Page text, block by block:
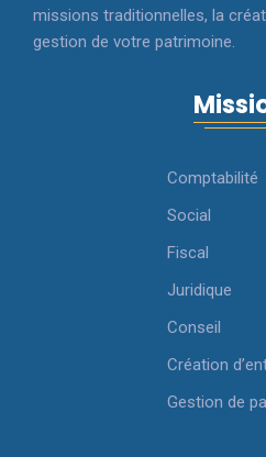
missions traditionnelles, la
gestion de votre patrimoine.
Comptabilité
Social
Fiscal
Juridique
Conseil
Création
Gestion de